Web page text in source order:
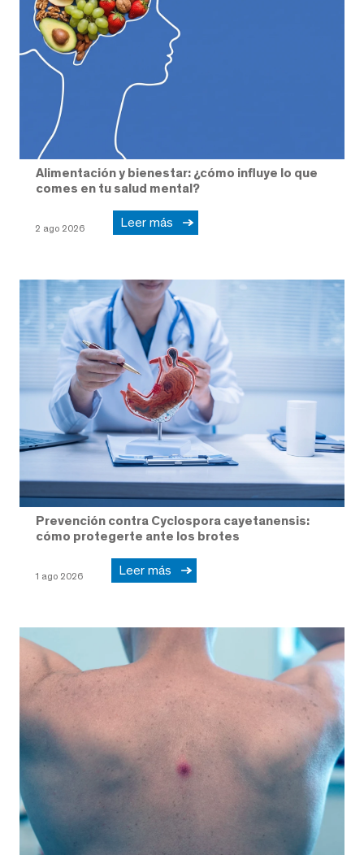
Alimentación y bienestar: ¿cómo influye lo que
comes en tu salud mental?
2 ago 2026 Leer más
Prevención contra Cyclospora cayetanensis:
cómo protegerte ante los brotes
1 ago 2026 Leer más